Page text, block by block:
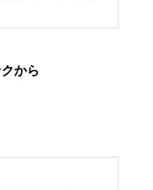
の楽しみ方を紹介
から